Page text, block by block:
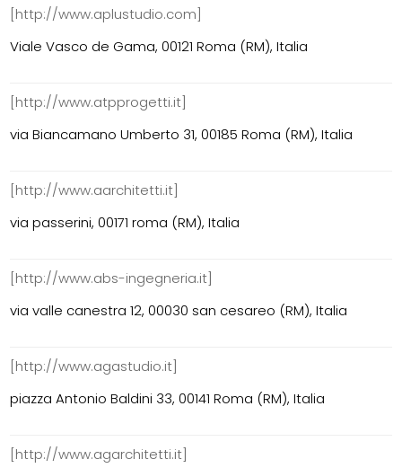
[http://www.aplustudio.com]
Viale Vasco de Gama, 00121 Roma (RM), Italia
[http://www.atpprogetti.it]
via Biancamano Umberto 31, 00185 Roma (RM), Italia
[http://www.aarchitetti.it]
via passerini, 00171 roma (RM), Italia
[http://www.abs-ingegneria.it]
via valle canestra 12, 00030 san cesareo (RM), Italia
[http://www.agastudio.it]
piazza Antonio Baldini 33, 00141 Roma (RM), Italia
[http://www.agarchitetti.it]